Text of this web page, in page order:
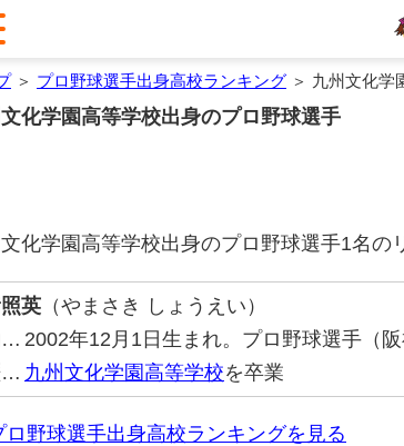
＞ プロ野球選手出身高校ランキング ＞ 九州文化学
化学園高等学校出身のプロ野球選手
化学園高等学校出身のプロ野球選手1名の
英 （やまさき しょうえい）
… 2002年12月1日生まれ。プロ野球選手（阪
… 九州文化学園高等学校を卒業
ロ野球選手出身高校ランキングを見る